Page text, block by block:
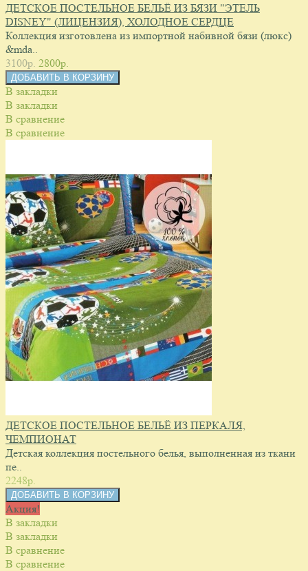
ДЕТСКОЕ ПОСТЕЛЬНОЕ БЕЛЬЁ ИЗ БЯЗИ "ЭТЕЛЬ
DISNEY" (ЛИЦЕНЗИЯ), ХОЛОДНОЕ СЕРДЦЕ
Коллекция изготовлена из импортной набивной бязи (люкс)
&mda..
3100p. 2800p.
В закладки
В закладки
В сравнение
В сравнение
ДЕТСКОЕ ПОСТЕЛЬНОЕ БЕЛЬЁ ИЗ ПЕРКАЛЯ,
ЧЕМПИОНАТ
Детская коллекция постельного белья, выполненная из ткани
пе..
2248p.
Акция!
В закладки
В закладки
В сравнение
В сравнение